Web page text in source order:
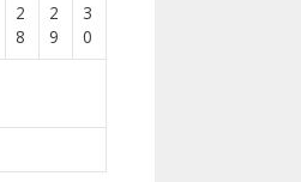
2
8
2
9
3
0